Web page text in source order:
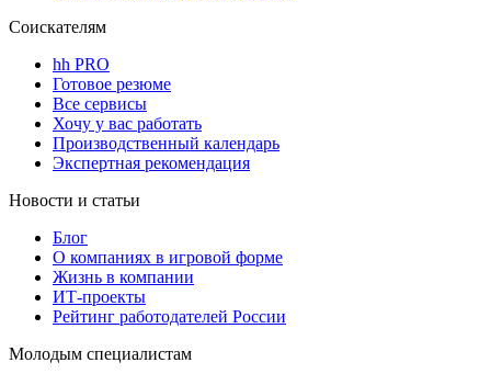
Соискателям
hh PRO
Готовое резюме
Все сервисы
Хочу у вас работать
Производственный календарь
Экспертная рекомендация
Новости и статьи
Блог
О компаниях в игровой форме
Жизнь в компании
ИТ-проекты
Рейтинг работодателей России
Молодым специалистам